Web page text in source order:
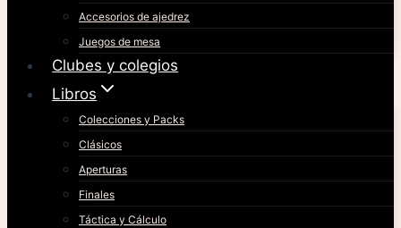
Accesorios de ajedrez
Juegos de mesa
Clubes y colegios
Libros
Colecciones y Packs
Clásicos
Aperturas
Finales
Táctica y Cálculo